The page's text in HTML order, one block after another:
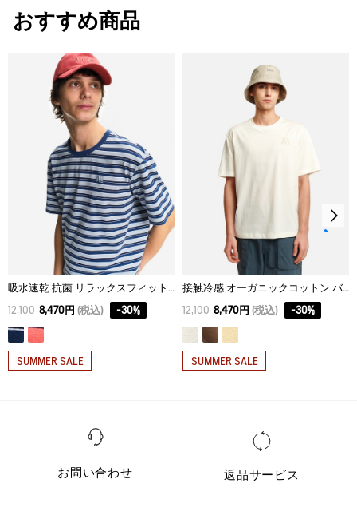
漂白処理はできない。
脱水後、つり干し乾燥がよい。
アイロン仕上げ処理ができる。底面温度110℃を限度として
スチームなしでアイロン仕上げ。
ドライクリーニング処理ができない。
ウェットクリーニング処理ができる。：通常の処理
XS
S 68.9
M 71
XL 73
おすすめ商品
吸水速乾 抗菌 リラックスフィット ストライプ半袖Tシャツ
12,100 8,470円 (税込) -30%
SUMMER SALE
接触冷感 オーガニックコットン バックプリント半袖Tシャツ
12,100 8,470円 (税込) -30%
SUMMER SALE
お問い合わせ 返品サービス